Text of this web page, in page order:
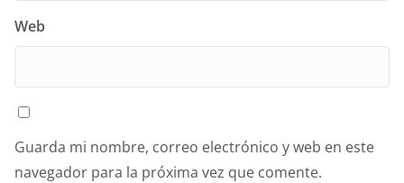
Web
Guarda mi nombre, correo electrónico y web en este
navegador para la próxima vez que comente.